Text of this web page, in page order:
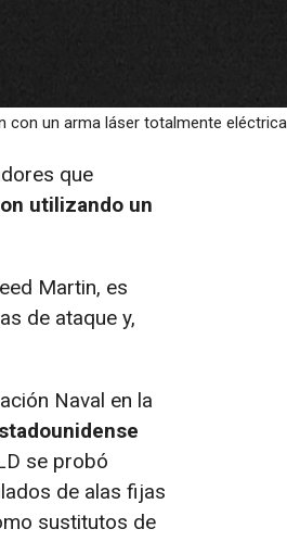
con un arma láser totalmente eléctrica
que
utilizando un
Martin, es
de ataque y,
Naval en la
se probó
de alas fijas
sustitutos de